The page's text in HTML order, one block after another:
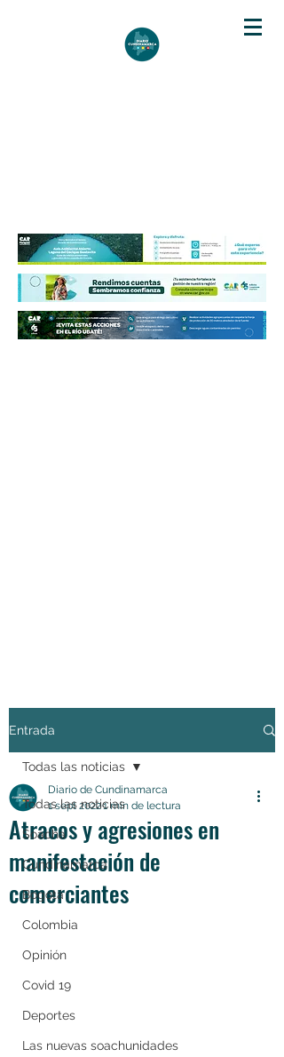
Entrada
Todas las noticias
Soacha
Cundinamarca
Bogotá
Colombia
Opinión
Covid 19
Deportes
Las nuevas soachunidades
Todas las noticias
Atracos y agresiones en
manifestación de
comerciantes
Diario de Cundinamarca
1 sept 20221 min de lectura